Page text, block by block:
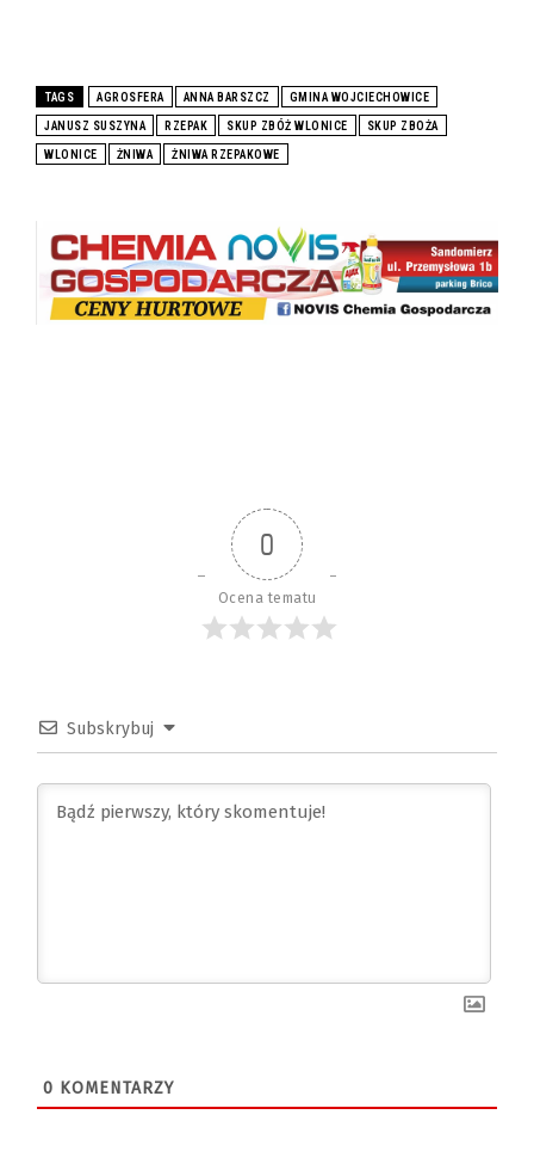
TAGS AGROSFERA ANNA BARSZCZ GMINA WOJCIECHOWICE
JANUSZ SUSZYNA RZEPAK SKUP ZBÓŻ WLONICE SKUP ZBOŻA
WLONICE ŻNIWA ŻNIWA RZEPAKOWE
0
Ocena tematu
Subskrybuj
0 KOMENTARZY